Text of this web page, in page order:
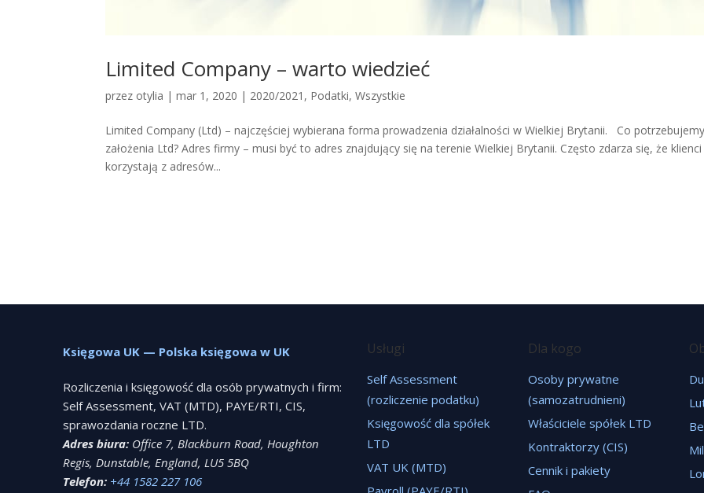
Limited Company – warto wiedzieć
przez otylia |mar 1, 2020 | 2020/2021 , Podatki,Wszystkie
Limited Company (Ltd) – najczęściej wybierana forma prowadzenia działalności w Wielkiej Brytanii. Co
założenia Ltd? Adres firmy – musi być to adres znajdujący się na terenie Wielkiej Brytanii. Często zdarza się, że klienci
korzystają z adresów...
Księgowa UK — Polska księgowa w UK
Rozliczenia i księgowość dla osób prywatnych i firm:
Self Assessment, VAT (MTD), PAYE/RTI, CIS,
sprawozdania roczne LTD.
Adres biura: Office 7, Blackburn Road, Houghton
Regis, Dunstable, England, LU5 5BQ
Telefon: +44 1582 227 106
Usługi
Self Assessment
(rozliczenie podatku)
Księgowość dla spółek
LTD
VAT UK (MTD)
Dla kogo
Osoby prywatne
(samozatrudnieni)
Właściciele spółek LTD
Kontraktorzy (CIS)
Cennik i pakiety